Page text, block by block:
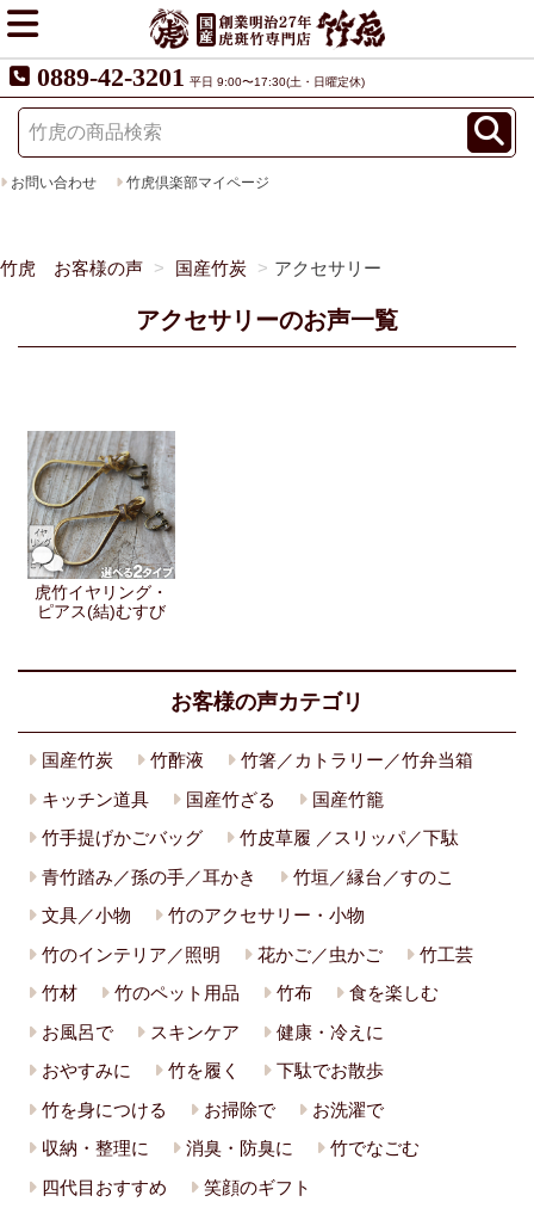
0889-42-3201 平日 9:00〜17:30(土・日曜定休)
お問い合わせ 竹虎倶楽部マイページ
竹虎 お客様の声 国産竹炭 アクセサリー
アクセサリーのお声一覧
虎竹イヤリング・
ピアス(結)むすび
お客様の声カテゴリ
国産竹炭 竹酢液
竹箸／カトラリー／竹弁当箱
キッチン道具
国産竹ざる
国産竹籠
竹手提げかごバッグ
竹皮草履 ／スリッパ／下駄
青竹踏み／孫の手／耳かき
竹垣／縁台／すのこ
文具／小物
竹のアクセサリー・小物
竹のインテリア／照明
花かご／虫かご
竹工芸
竹材
竹のペット用品 竹布
食を楽しむ
お風呂で
スキンケア
健康・冷えに
おやすみに
竹を履く
下駄でお散歩
竹を身につける
お掃除で
お洗濯で
収納・整理に
消臭・防臭に
竹でなごむ
四代目おすすめ
笑顔のギフト